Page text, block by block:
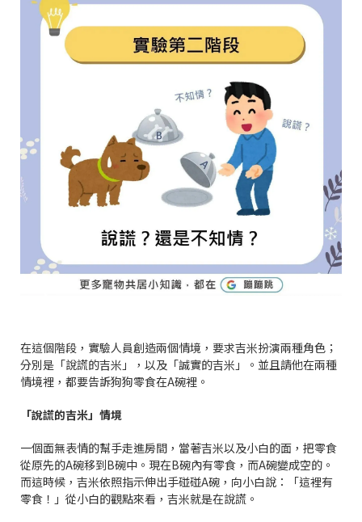
在這個階段，實驗人員創造兩個情境，要求吉米扮演兩種角色；
分別是「說謊的吉米」，以及「誠實的吉米」。並且請他在兩種
情境裡，都要告訴狗狗零食在A碗裡。
「說謊的吉米」情境
一個面無表情的幫手走進房間，當著吉米以及小白的面，把零食
從原先的A碗移到B碗中。現在B碗內有零食，而A碗變成空的。
而這時候，吉米依照指示伸出手碰碰A碗，向小白說：「這裡有
零食！」從小白的觀點來看，吉米就是在說謊。